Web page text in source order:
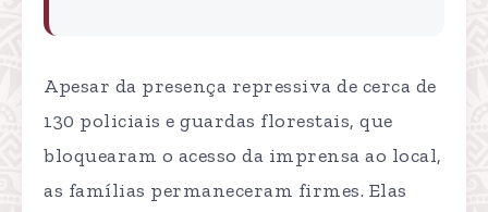
Apesar da presença repressiva de cerca de
130 policiais e guardas florestais, que
bloquearam o acesso da imprensa ao local,
as famílias permaneceram firmes. Elas